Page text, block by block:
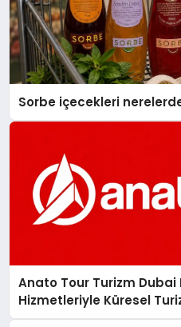
Sorbe içecekleri
Anato Tour Turizm Dubai
Hizmetleriyle Küresel